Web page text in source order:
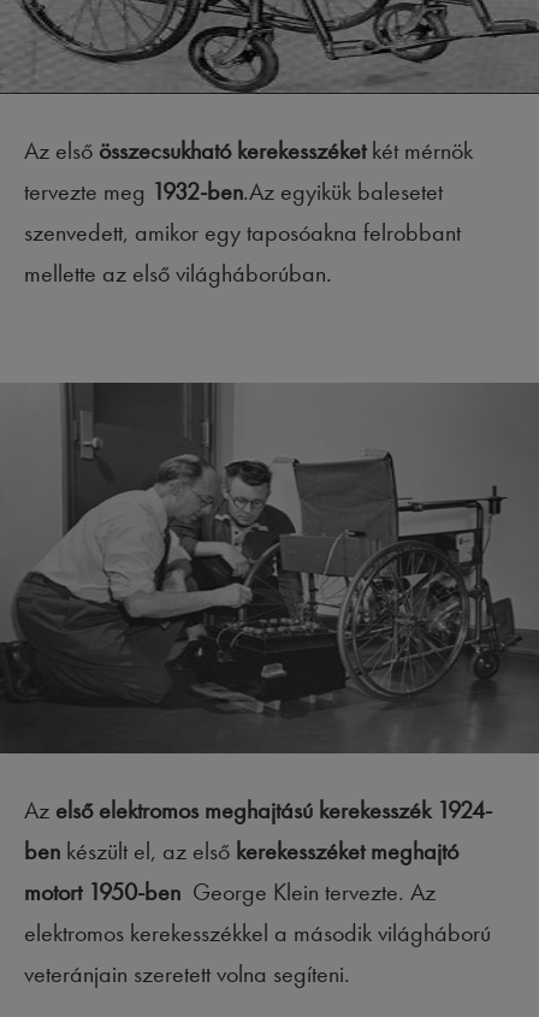
Az első összecsukható kerekesszéketkét mérnök
tervezte meg 1932-ben.Az egyikük balesetet
szenvedett, amikor egy taposóakna felrobbant
mellette az első világháborúban.
Az első elektromos meghajtású kerekesszék 1924-
ben készült el, az első kerekesszéket meghajtó
motort 1950-ben George Klein tervezte. Az
elektromos kerekesszékkel a második világháború
veteránjain szeretett volna segíteni.